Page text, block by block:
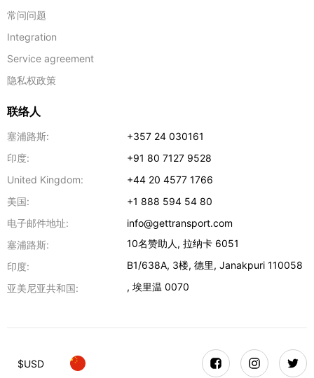
常问问题
Integration
Service agreement
隐私权政策
联络人
塞浦路斯:
+357 24 030161
印度:
+91 80 7127 9528
United Kingdom:
+44 20 4577 1766
美国:
+1 888 594 54 80
电子邮件地址:
info@gettransport.com
塞浦路斯:
10名赞助人 ,拉纳卡 6051
印度:
B1/638A, 3楼,德里,Janakpuri 110058
亚美尼亚共和国:
,埃里温 0070
$USD